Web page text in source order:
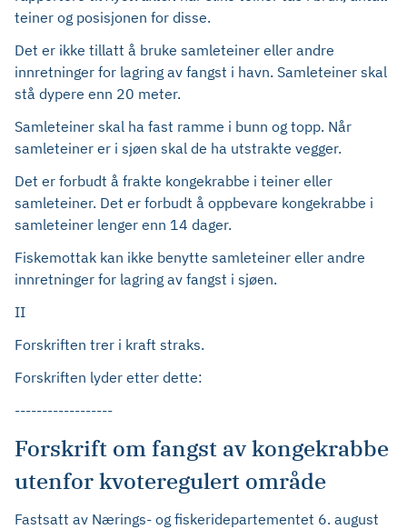
teiner og posisjonen for disse.
Det er ikke tillatt å bruke samleteiner eller andre
innretninger for lagring av fangst i havn. Samleteiner skal
stå dypere enn 20 meter.
Samleteiner skal ha fast ramme i bunn og topp. Når
samleteiner er i sjøen skal de ha utstrakte vegger.
Det er forbudt å frakte kongekrabbe i teiner eller
samleteiner. Det er forbudt å oppbevare kongekrabbe i
samleteiner lenger enn 14 dager.
Fiskemottak kan ikke benytte samleteiner eller andre
innretninger for lagring av fangst i sjøen.
II
Forskriften trer i kraft straks.
Forskriften lyder etter dette:
------------------
Forskrift om fangst av kongekrabbe
utenfor kvoteregulert område
Fastsatt av Nærings- og fiskeridepartementet 6. august